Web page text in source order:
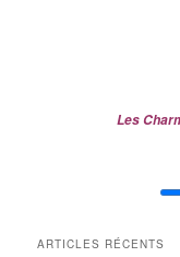
Les
ARTICLES RÉCENTS